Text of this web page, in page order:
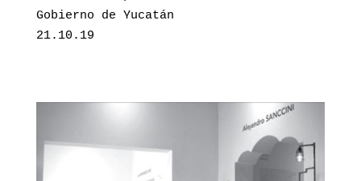
Gobierno de Yucatán
21.10.19